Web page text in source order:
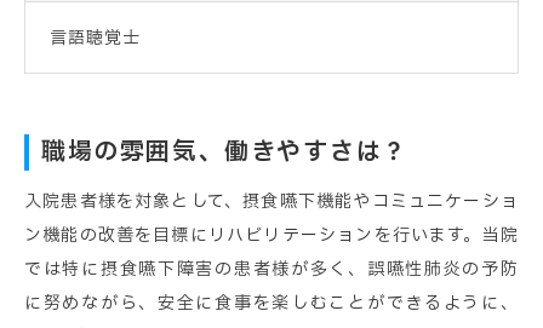
言語聴覚士
職場の雰囲気、働きやすさは？
入院患者様を対象として、摂食嚥下機能やコミュニケーショ
ン機能の改善を目標にリハビリテーションを行います。当院
では特に摂食嚥下障害の患者様が多く、誤嚥性肺炎の予防
に努めながら、安全に食事を楽しむことができるように、